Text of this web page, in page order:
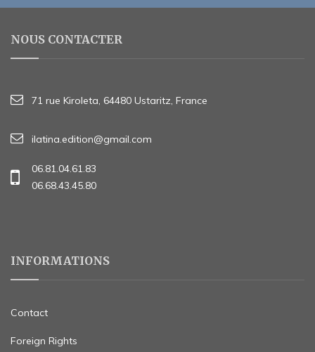
NOUS CONTACTER
71 rue Kiroleta, 64480 Ustaritz, France
ilatina.edition@gmail.com
06.81.04.61.83
06.68.43.45.80
INFORMATIONS
Contact
Foreign Rights